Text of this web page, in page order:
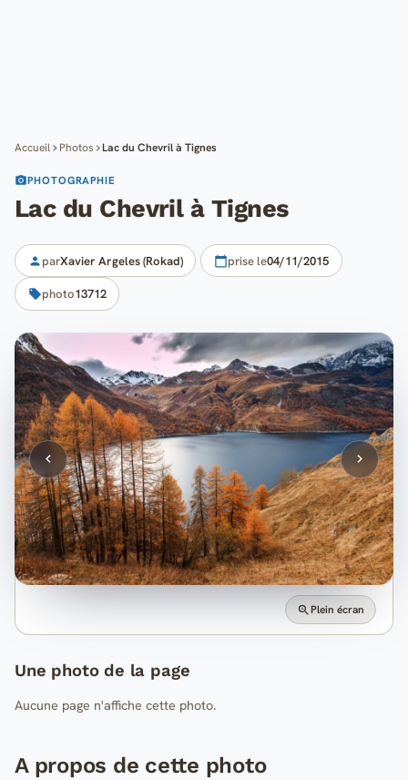
Accueil Photos Lac du Chevril à Tignes
PHOTOGRAPHIE
Lac du Chevril à Tignes
parXavier Argeles (Rokad) prise le04/11/2015
photo13712
Plein écran
Une photo de la page
Aucune page n'affiche cette photo.
A propos de cette photo